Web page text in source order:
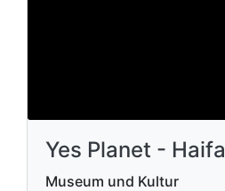
Yes Planet - Haifa
Museum und Kultur